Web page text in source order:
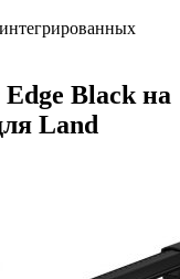
Black на
Land